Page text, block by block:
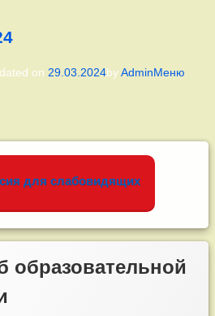
on 29.03.2024byAdminКатегории:
Меню
для слабовидящих
образовательной